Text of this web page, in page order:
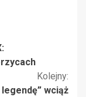
Kolejny:
wciąż